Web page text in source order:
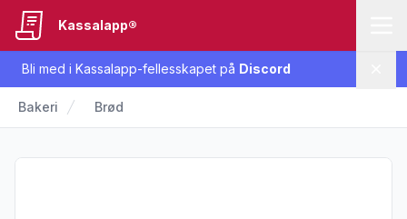
Bli med i Kassalapp-fellesskapet på Discord
Kassalapp®
Bakeri Brød